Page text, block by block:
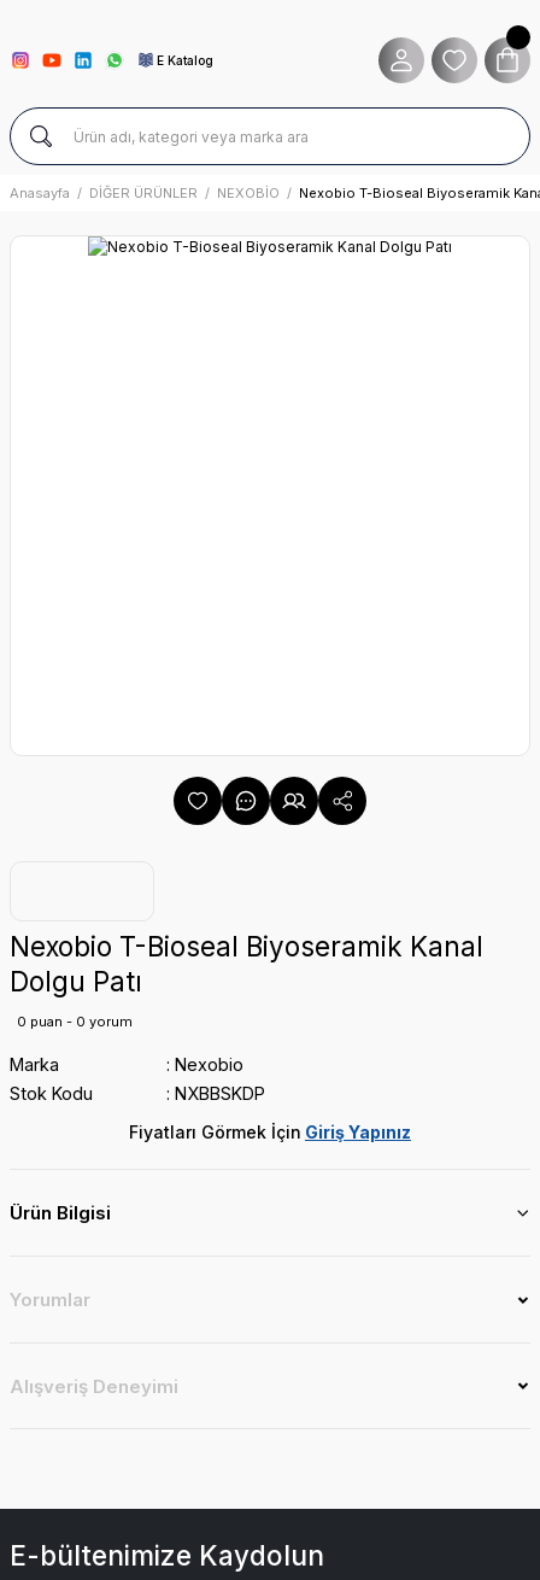
E Katalog
Anasayfa DİĞER ÜRÜNLER NEXOBİO Nexobio T-Bioseal Biyoseramik
Nexobio T-Bioseal Biyoseramik Kanal
Dolgu Patı
0 puan - 0 yorum
Marka
Nexobio
Stok Kodu
NXBBSKDP
Fiyatları Görmek İçin Giriş Yapınız
Ürün Bilgisi
Yorumlar
Alışveriş Deneyimi
E-bültenimize Kaydolun